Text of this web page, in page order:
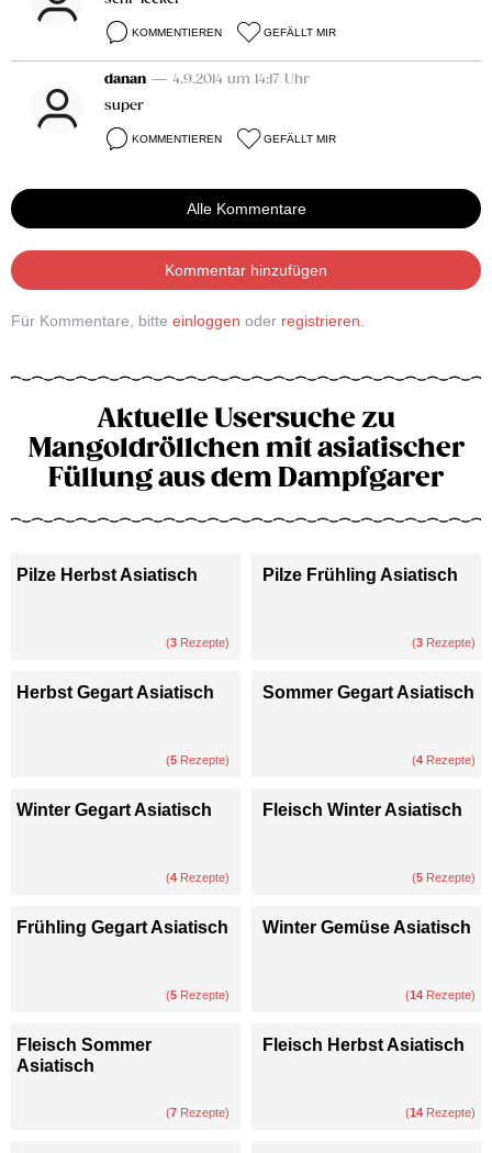
KOMMENTIEREN GEFÄLLT MIR
danan — 4.9.2014 um 14:17 Uhr
super
KOMMENTIEREN GEFÄLLT MIR
Alle Kommentare
Kommentar hinzufügen
Für Kommentare, bitte einloggen oder registrieren
Aktuelle Usersuche zu
Mangoldröllchen mit asiatischer
Füllung aus dem Dampfgarer
Pilze Herbst Asiatisch
(3 Rezepte)
Pilze Frühling Asiatisch
(3 Rezepte)
Herbst Gegart Asiatisch
(5 Rezepte)
Sommer Gegart Asiatisch
(4 Rezepte)
Winter Gegart Asiatisch
(4 Rezepte)
Fleisch Winter Asiatisch
(5 Rezepte)
Frühling Gegart Asiatisch
(5 Rezepte)
Winter Gemüse Asiatisch
(14 Rezepte)
Fleisch Sommer
Asiatisch
(7 Rezepte)
Fleisch Herbst Asiatisch
(14 Rezepte)